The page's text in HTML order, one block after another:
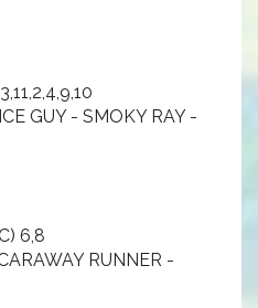
GUY - SMOKY RAY -
6,8
RUNNER -